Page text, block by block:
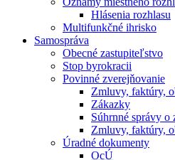
Hlásenia rozhlasu
Multifunkčné ihrisko
Samospráva
Obecné zastupiteľstvo
Stop byrokracii
Povinné zverejňovanie
Zmluvy, faktúry,
Zákazky
Súhrnné správy o
Zmluvy, faktúry,
Úradné dokumenty
OcÚ